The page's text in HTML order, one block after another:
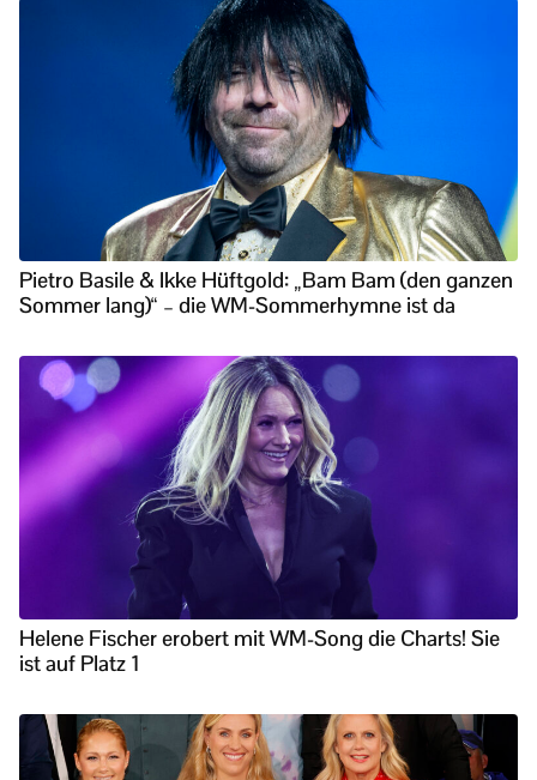
Pietro Basile & Ikke Hüftgold: „Bam Bam (den ganzen
Sommer lang)“ – die WM-Sommerhymne ist da
Helene Fischer erobert mit WM-Song die Charts! Sie
ist auf Platz 1